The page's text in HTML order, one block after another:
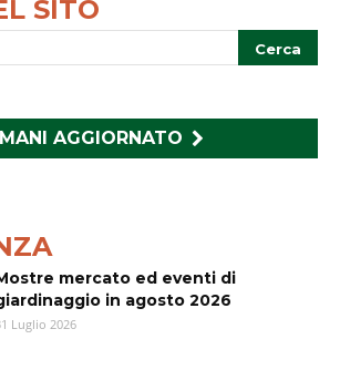
SITO
AGGIORNATO
mercato ed eventi di
in agosto 2026
Luglio 2026